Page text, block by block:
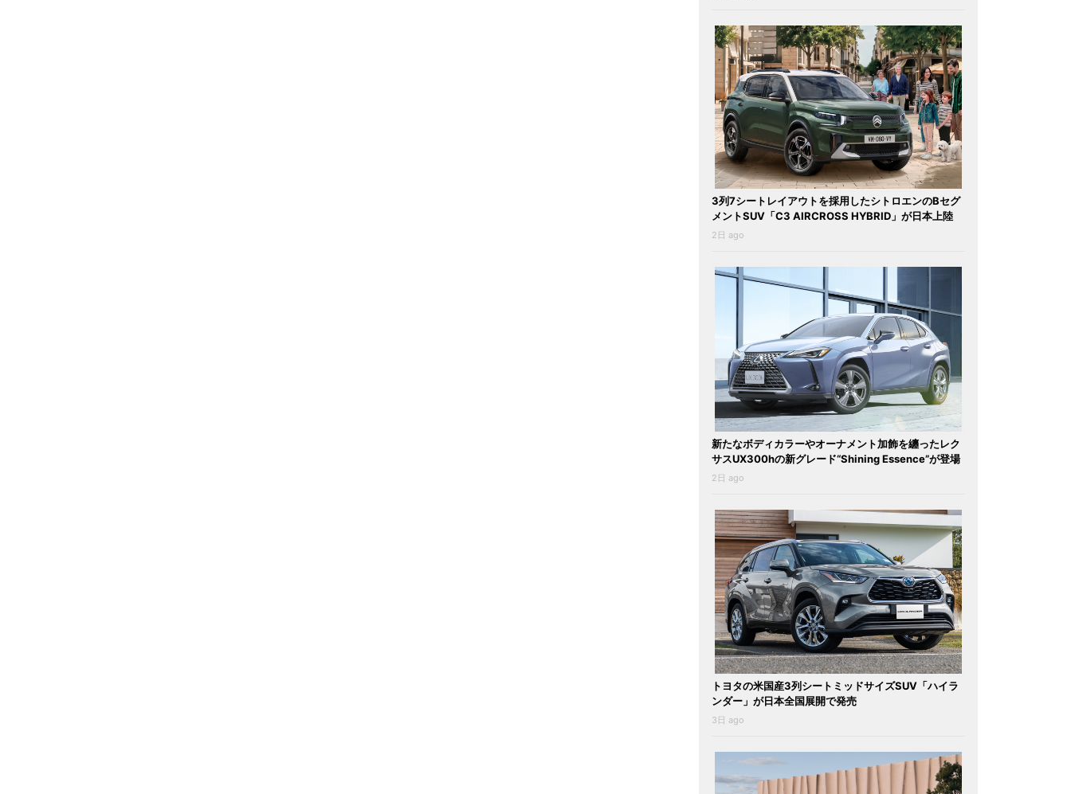
3列7シートレイアウトを採用したシトロエンのBセグ
メントSUV「C3 AIRCROSS HYBRID」が日本上陸
2日 ago
新たなボディカラーやオーナメント加飾を纏ったレク
サスUX300hの新グレード“Shining Essence”が登場
2日 ago
トヨタの米国産3列シートミッドサイズSUV「ハイラ
ンダー」が日本全国展開で発売
3日 ago